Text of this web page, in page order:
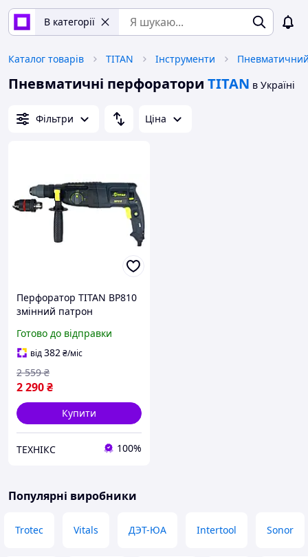
В категорії
Каталог товарів TITAN Інструменти
Пневматичні перфоратори TITAN в Україні
Фільтри Ціна
Перфоратор TITAN BP810
змінний патрон
Готово до відправки
від382₴/міс
2 290₴
2 559 ₴
Купити
ТЕХНІКС 100%
Популярні виробники
Trotec Vitals ДЭТ-ЮА Intertool Sonor